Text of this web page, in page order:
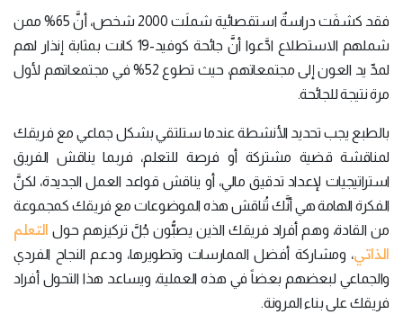
فقد كشفَت دراسةٌ استقصائية شملَت 2000 شخص، أنَّ 65% ممن
شملهم الاستطلاع ادَّعوا أنَّ جائحة كوفيد-19 كانت بمثابة إنذار لهم
لمدِّ يد العون إلى مجتمعاتهم، حيث تطوع 52% في مجتمعاتهم لأول
مرة نتيجة للجائحة.
بالطبع يجب تحديد الأنشطة عندما ستلتقي بشكل جماعي مع فريقك
لمناقشة قضية مشتركة أو فرصة للتعلم، فربما يناقش الفريق
استراتيجيات لإعداد تدقيق مالي، أو يناقش قواعد العمل الجديدة، لكنَّ
الفكرة الهامة هي أنَّك تُناقش هذه الموضوعات مع فريقك كمجموعة
من القادة، وهم أفراد فريقك الذين يصبُّون جُلَّ تركيزهم حول التعلم
الذاتي، ومشاركة أفضل الممارسات وتطويرها، ودعم النجاح الفردي
والجماعي لبعضهم بعضاً في هذه العملية، ويساعد هذا التحول أفراد
فريقك على بناء المرونة.